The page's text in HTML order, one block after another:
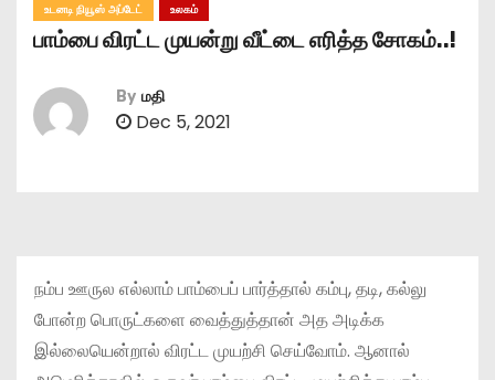
உடனடி நியூஸ் அப்டேட் உலகம்
பாம்பை விரட்ட முயன்று வீட்டை எரித்த சோகம்..!
By மதி
Dec 5, 2021
நம்ப ஊருல எல்லாம் பாம்பைப் பார்த்தால் கம்பு, தடி, கல்லு
போன்ற பொருட்களை வைத்துத்தான் அத அடிக்க
இல்லையென்றால் விரட்ட முயற்சி செய்வோம். ஆனால்